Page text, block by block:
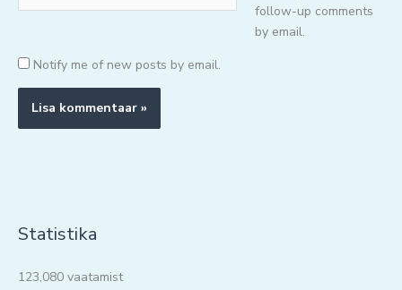
follow-up comments
by email.
Notify me of new posts by email.
Statistika
123,080 vaatamist